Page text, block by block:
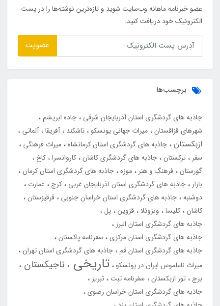
عضو خبرنامه ماهانه وب‌سایت شوید و تازه‌ترین نوشته‌ها را در پست
الکترونیک خود دریافت کنید.
عضویت
برچسب‌ها
جاذبه های گردشگری استان آذربایجان شرقی
جاده ابریشم
شهرهای قزاقستان میراث جهانی یونسکو تاشکند آفریقا آلماتی
ازبکستان جاذبه های گردشگری استان کرمانشاه میراث فرهنگی
سفر
ترکستان جاذبه های گردشگری کاشان کاروانسرا کاخ
گورستان فرهنگ و هنر موزه جاذبه های گردشگری استان کرمان
بازار
جاذبه های گردشگری استان آذربایجان غربی کرج
عمارت
دوشنبه جاذبه های گردشگری استان خراسان جنوبی
قرقیزستان
کاشان کلیسا ونزوئلا قزوین پل
جاذبه های گردشگری استان البرز
جاذبه های گردشگری استان مرکزی
سفرنامه پاکستان
جاذبه های گردشگری استان قم جاذبه های گردشگری استان تهران
میراث ناملموس ایران در یونسکو تاریخی تاجیکستان
برج تور ازبکستان سفرنامه تبت تبریز
جاذبه های گردشگری استان خراسان رضوی